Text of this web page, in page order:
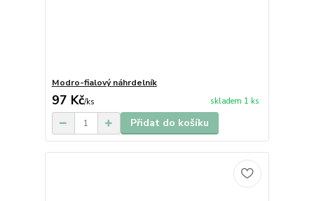
Modro-fialový náhrdelník
97 Kč/ks skladem 1 ks
Přidat do košíku